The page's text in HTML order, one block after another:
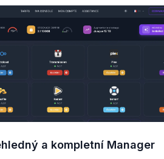
a kompletní Manager